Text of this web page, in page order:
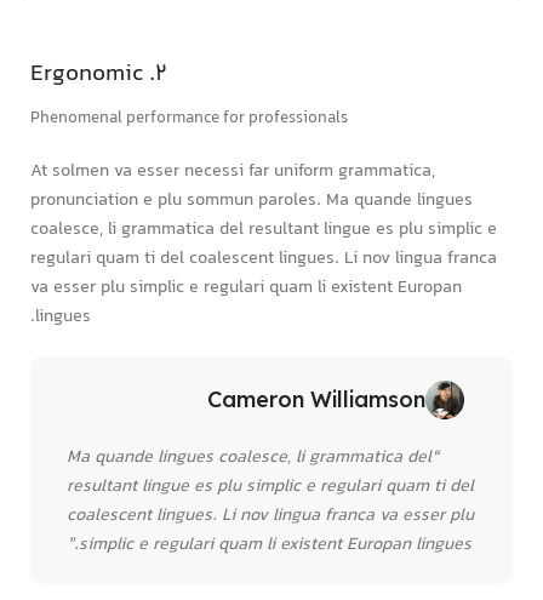
2. Ergonomic
Phenomenal performance for professionals
At solmen va esser necessi far uniform grammatica,
pronunciation e plu sommun paroles. Ma quande lingues
coalesce, li grammatica del resultant lingue es plu simplic e
regulari quam ti del coalescent lingues. Li nov lingua franca
va esser plu simplic e regulari quam li existent Europan
lingues.
Cameron Williamson
“Ma quande lingues coalesce, li grammatica del
resultant lingue es plu simplic e regulari quam ti del
coalescent lingues. Li nov lingua franca va esser plu
simplic e regulari quam li existent Europan lingues.”